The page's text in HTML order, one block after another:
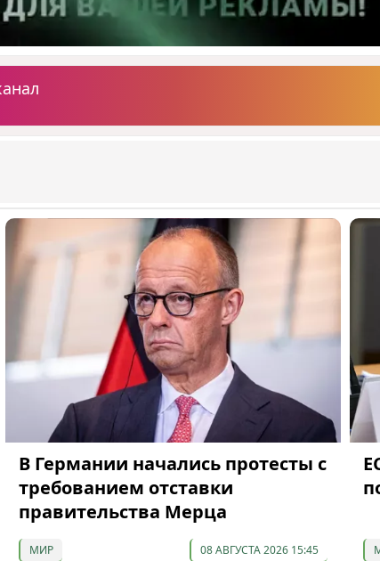
В Германии начались протесты с
требованием отставки
правительства Мерца
МИР 08 АВГУСТА 2026 15:45